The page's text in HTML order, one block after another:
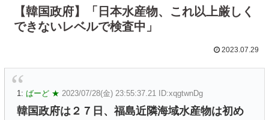
【韓国政府】「日本水産物、これ以上厳しく
できないレベルで検査中」
2023.07.29
1: ばーど ★ 2023/07/28(金) 23:55:37.21 ID:xqgtwnDg
韓国政府は２７日、福島近隣海域水産物は初め